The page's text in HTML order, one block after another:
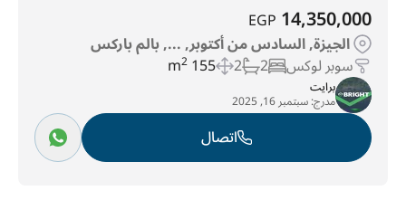
14,350,000
EGP
الجيزة, السادس من أكتوبر, ..., بالم باركس
سوبر لوكس 2
2
155 m
2
برايت
مدرج:سبتمبر 16, 2025
اتصال